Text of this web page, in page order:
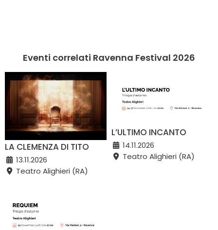
Eventi correlati Ravenna Festival 2026
LA CLEMENZA DI TITO
13.11.2026
Teatro Alighieri (RA)
L’ULTIMO INCANTO
14.11.2026
Teatro Alighieri (RA)